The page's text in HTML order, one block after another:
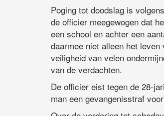
Poging tot doodslag is
de officier meegewogen dat
een school en achter een
daarmee niet alleen het
veiligheid van velen
van de verdachten.
De officier eist tegen de 28-
man een gevangenisstraf